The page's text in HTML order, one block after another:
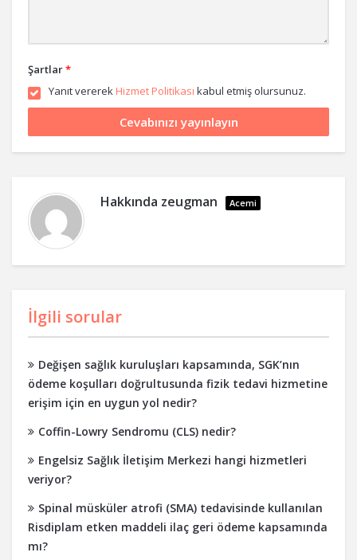
Şartlar*
Yanıt vererek Hizmet Politikası kabul etmiş olursunuz.
Hakkında zeugman Acemi
İlgili sorular
Değişen sağlık kuruluşları kapsamında, SGK’nın
ödeme koşulları doğrultusunda fizik tedavi hizmetine
erişim için en uygun yol nedir?
Coffin-Lowry Sendromu (CLS) nedir?
Engelsiz Sağlık İletişim Merkezi hangi hizmetleri
veriyor?
Spinal müsküler atrofi (SMA) tedavisinde kullanılan
Risdiplam etken maddeli ilaç geri ödeme kapsamında
mı?